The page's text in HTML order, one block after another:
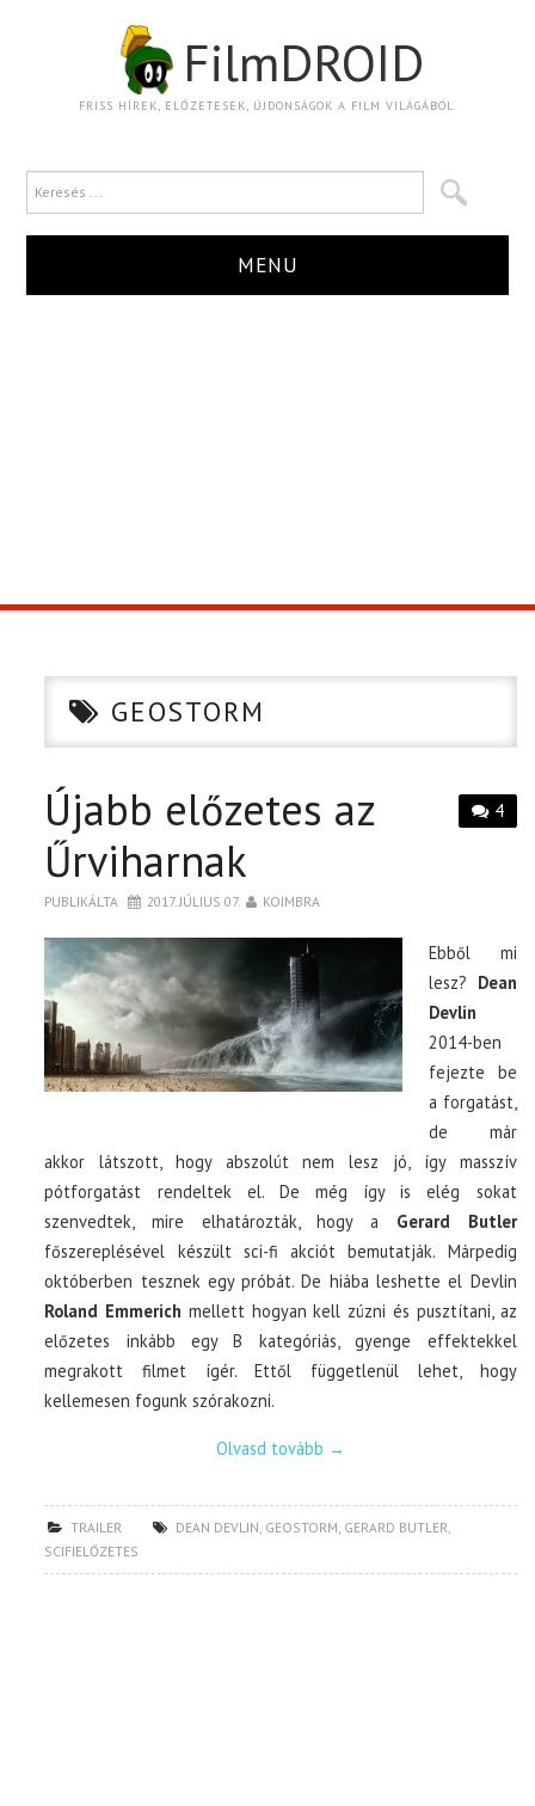
FilmDROID
FRISS HÍREK, ELŐZETESEK, ÚJDONSÁGOK A FILM VILÁGÁBÓL.
MENU
CIKK
PÓLÓ RENDELÉS
GEOSTORM
4
Újabb előzetes az
Űrviharnak
PUBLIKÁLTA 2017. JÚLIUS 07. KOIMBRA
Ebből mi
lesz? Dean
Devlin
2014-ben
fejezte be
a forgatást,
de már
akkor látszott, hogy abszolút nem lesz jó, így masszív
pótforgatást rendeltek el. De még így is elég sokat
szenvedtek, mire elhatározták, hogy a Gerard Butler
főszereplésével készült sci-fi akciót bemutatják. Márpedig
októberben tesznek egy próbát. De hiába leshette el Devlin
Roland Emmerich mellett hogyan kell zúzni és pusztítani, az
előzetes inkább egy B kategóriás, gyenge effektekkel
megrakott filmet ígér. Ettől függetlenül lehet, hogy
kellemesen fogunk szórakozni.
Olvasd tovább →
TRAILER DEAN DEVLIN, GEOSTORM, GERARD BUTLER,
SCIFIELŐZETES